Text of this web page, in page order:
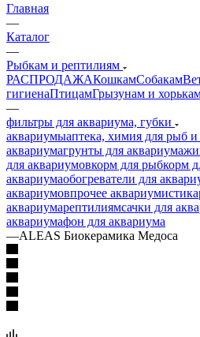
Главная
—
Каталог
—
Рыбкам и рептилиям
РАСПРОДАЖАКошкамСобакам
гигиенаПтицамГрызунам и
—
фильтры для аквариума, губки
аквариумыаптека, химия для рыб
аквариумагрунты для аквариума
для аквариумовкорм для рыбкорм
аквариумаобогреватели для
аквариумовпрочее аквариумистика
аквариумарептилиямсачки для
аквариумафон для аквариума
—ALEAS Биокерамика Медоса